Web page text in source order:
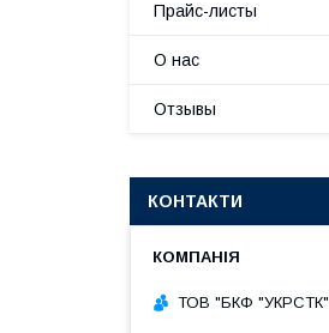
Прайс-листы
О нас
Отзывы
КОНТАКТИ
ТОВ "БКФ "УКРСТК"